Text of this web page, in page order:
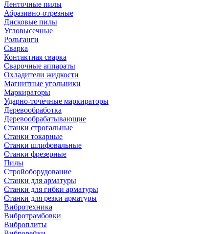
Ленточные пилы
Абразивно-отрезные
Дисковые пилы
Угловысечные
Рольганги
Сварка
Контактная сварка
Сварочные аппараты
Охладители жидкости
Магнитные угольники
Маркираторы
Ударно-точечные маркираторы
Деревообработка
Деревообрабатывающие
Станки строгальные
Станки токарные
Станки шлифовальные
Станки фрезерные
Пилы
Стройоборудование
Станки для арматуры
Станки для гибки арматуры
Станки для резки арматуры
Вибротехника
Вибротрамбовки
Виброплиты